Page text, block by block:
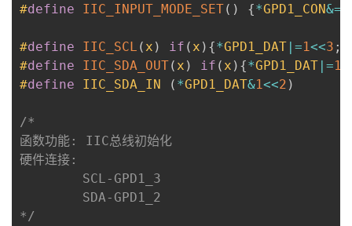
#define IIC_INPUT_MODE_SET( ) {*GPD1_CON&=
#define IIC_SCL ( x ) if ( x ) {*GPD1_DAT |=1<<3 ;
#define IIC_SDA_OUT( x ) if ( x ) {*GPD1_DAT |=1
#define IIC_SDA_IN ( *GPD1_DAT&1<<2 )
/*
函数功能: IIC总线初始化
硬件连接:
        SCL-GPD1_3
        SDA-GPD1_2
*/